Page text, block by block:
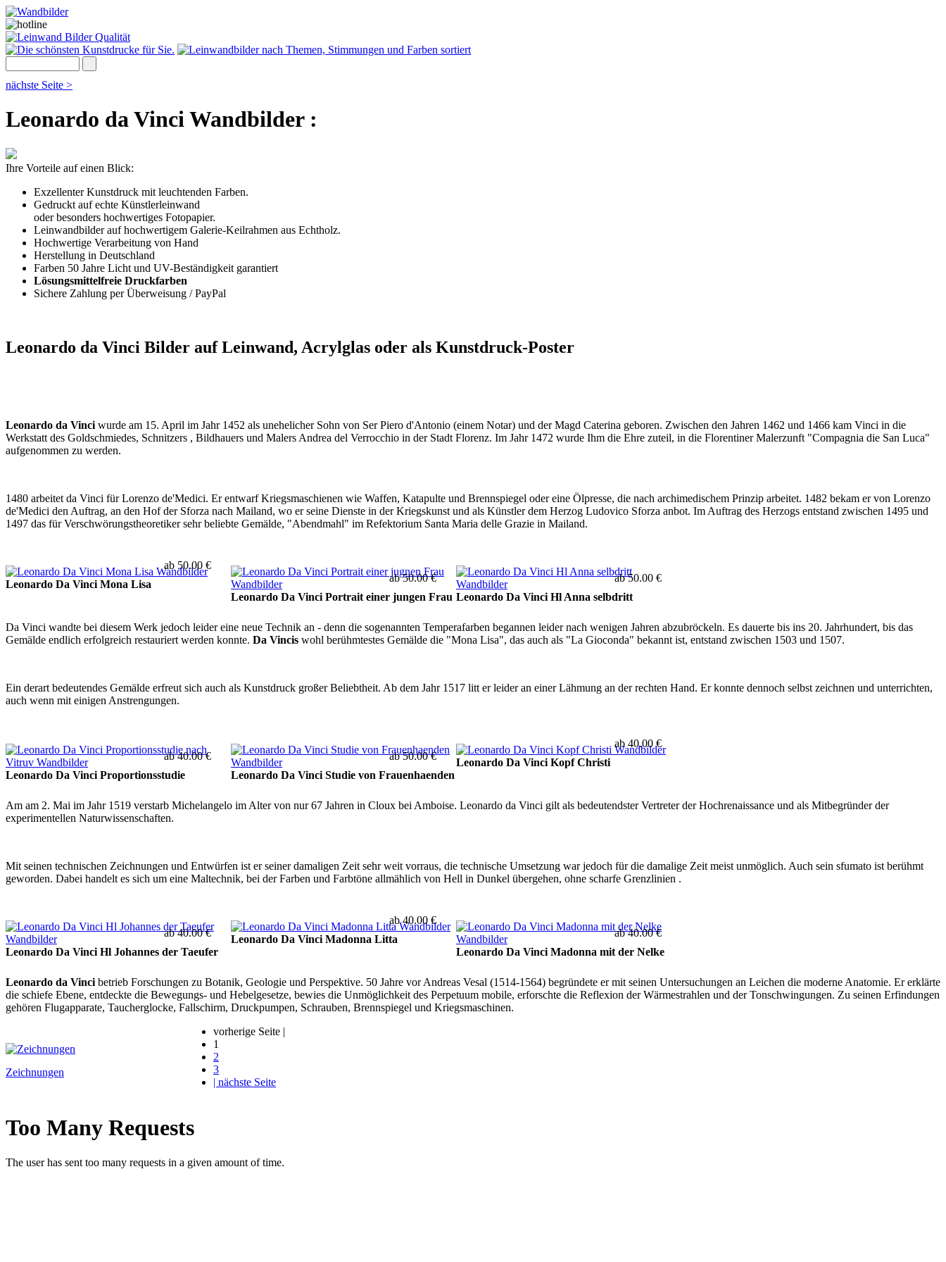
nächste Seite >
Leonardo da Vinci Wandbilder :
Ihre Vorteile auf einen Blick:
Exzellenter Kunstdruck mit leuchtenden Farben.
Gedruckt auf echte Künstlerleinwand
oder besonders hochwertiges Fotopapier.
Leinwandbilder auf hochwertigem Galerie-Keilrahmen aus Echtholz.
Hochwertige Verarbeitung von Hand
Herstellung in Deutschland
Farben 50 Jahre Licht und UV-Beständigkeit garantiert
Lösungsmittelfreie Druckfarben
Sichere Zahlung per Überweisung / PayPal
Leonardo da Vinci Bilder auf Leinwand, Acrylglas oder als Kunstdruck-Poster
Leonardo da Vinci wurde am 15. April im Jahr 1452 als unehelicher Sohn von Ser Piero d'Antonio (einem Notar) und der Magd Caterina geboren. Zwischen den Jahren 1462 und 1466 kam Vinci in die
Werkstatt des Goldschmiedes, Schnitzers , Bildhauers und Malers Andrea del Verrocchio in der Stadt Florenz. Im Jahr 1472 wurde Ihm die Ehre zuteil, in die Florentiner Malerzunft "Compagnia die San Luca"
aufgenommen zu werden.
1480 arbeitet da Vinci für Lorenzo de'Medici. Er entwarf Kriegsmaschienen wie Waffen, Katapulte und Brennspiegel oder eine Ölpresse, die nach archimedischem Prinzip arbeitet. 1482 bekam er von Lorenzo
de'Medici den Auftrag, an den Hof der Sforza nach Mailand, wo er seine Dienste in der Kriegskunst und als Künstler dem Herzog Ludovico Sforza anbot. Im Auftrag des Herzogs entstand zwischen 1495 und
1497 das für Verschwörungstheoretiker sehr beliebte Gemälde, "Abendmahl" im Refektorium Santa Maria delle Grazie in Mailand.
Leonardo Da Vinci Mona Lisa
ab 50.00 €
Leonardo Da Vinci Portrait einer jungen Frau
ab 50.00 €
Leonardo Da Vinci Hl Anna selbdritt
ab 50.00 €
Da Vinci wandte bei diesem Werk jedoch leider eine neue Technik an - denn die sogenannten Temperafarben begannen leider nach wenigen Jahren abzubröckeln. Es dauerte bis ins 20. Jahrhundert, bis das
Gemälde endlich erfolgreich restauriert werden konnte. Da Vincis wohl berühmtestes Gemälde die "Mona Lisa", das auch als "La Gioconda" bekannt ist, entstand zwischen 1503 und 1507.
Ein derart bedeutendes Gemälde erfreut sich auch als Kunstdruck großer Beliebtheit. Ab dem Jahr 1517 litt er leider an einer Lähmung an der rechten Hand. Er konnte dennoch selbst zeichnen und unterrichten,
auch wenn mit einigen Anstrengungen.
Leonardo Da Vinci Proportionsstudie
ab 40.00 €
Leonardo Da Vinci Studie von Frauenhaenden
ab 50.00 €
Leonardo Da Vinci Kopf Christi
ab 40.00 €
Am am 2. Mai im Jahr 1519 verstarb Michelangelo im Alter von nur 67 Jahren in Cloux bei Amboise. Leonardo da Vinci gilt als bedeutendster Vertreter der Hochrenaissance und als Mitbegründer der
experimentellen Naturwissenschaften.
Mit seinen technischen Zeichnungen und Entwürfen ist er seiner damaligen Zeit sehr weit vorraus, die technische Umsetzung war jedoch für die damalige Zeit meist unmöglich. Auch sein sfumato ist berühmt
geworden. Dabei handelt es sich um eine Maltechnik, bei der Farben und Farbtöne allmählich von Hell in Dunkel übergehen, ohne scharfe Grenzlinien .
Leonardo Da Vinci Hl Johannes der Taeufer
ab 40.00 €
Leonardo Da Vinci Madonna Litta
ab 40.00 €
Leonardo Da Vinci Madonna mit der Nelke
ab 40.00 €
Leonardo da Vinci betrieb Forschungen zu Botanik, Geologie und Perspektive. 50 Jahre vor Andreas Vesal (1514-1564) begründete er mit seinen Untersuchungen an Leichen die moderne Anatomie. Er erklärte
die schiefe Ebene, entdeckte die Bewegungs- und Hebelgesetze, bewies die Unmöglichkeit des Perpetuum mobile, erforschte die Reflexion der Wärmestrahlen und der Tonschwingungen. Zu seinen Erfindungen
gehören Flugapparate, Taucherglocke, Fallschirm, Druckpumpen, Schrauben, Brennspiegel und Kriegsmaschinen.
Zeichnungen
vorherige Seite |
1
2
3
| nächste Seite